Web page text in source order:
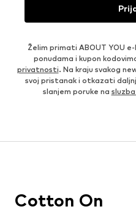
Želim primati ABOUT YOU
ponudama i kupon
privatnosti. Na kraju svakog
svoj pristanak i otkazati
slanjem poruke na
Cotton On